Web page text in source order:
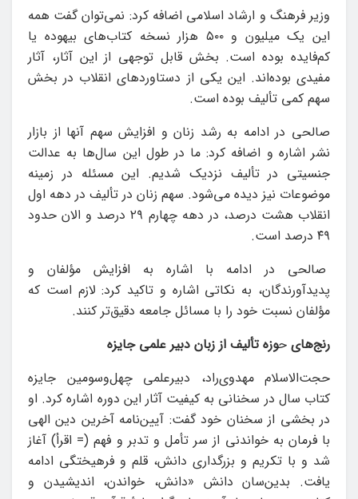
وزیر فرهنگ و ارشاد اسلامی اضافه کرد: نمی‌توان گفت همه
این یک میلیون و ۵۰۰ هزار نسخه کتاب‌های بیهوده یا
کم‌فایده بوده است. بخش قابل توجهی از این آثار، آثار
مفیدی بوده‌اند. این یکی از دستاوردهای انقلاب در بخش
سهم کمی تألیف بوده است.
صالحی در ادامه به رشد زنان و افزایش سهم آنها از بازار
نشر اشاره و اضافه کرد: ما در طول این سال‌ها به عدالت
جنسیتی در تألیف نزدیک شدیم. این مسئله در زمینه
موضوعات نیز دیده می‌شود. سهم زنان در تألیف در دهه اول
انقلاب هشت درصد، در دهه چهارم ۲۹ درصد و الان حدود
۴۹ درصد است.
صالحی در ادامه با اشاره به افزایش مؤلفان و
پدیدآورندگان، به نکاتی اشاره و تاکید کرد: لازم است که
مؤلفان نسبت خود را با مسائل جامعه دقیق‌تر کنند.
رنج‌های حوزه تألیف از زبان دبیر علمی جایزه
حجت‌الاسلام مهدوی‌راد، دبیرعلمی چهل‌وسومین جایزه
کتاب سال در سخنانی به کیفیت آثار این دوره اشاره کرد. او
در بخشی از سخنان خود گفت: آیین‌نامه آخرین دین الهی
با فرمان به خواندنی از سر تأمل و تدبر و فهم (= اقرأ) آغاز
شد و با تکریم و بزرگداری دانش، قلم و فرهیختگی ادامه
یافت. بدین‌سان دانش «دانش، خواندن، اندیشیدن و